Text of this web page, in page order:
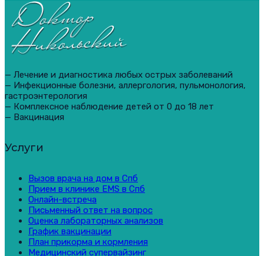
— Лечение и диагностика любых острых заболеваний
— Инфекционные болезни, аллергология, пульмонология,
гастроэнтерология
— Комплексное наблюдение детей от 0 до 18 лет
— Вакцинация
Услуги
Вызов врача на дом в Спб
Прием в клинике EMS в Спб
Онлайн-встреча
Письменный ответ на вопрос
Оценка лабораторных анализов
График вакцинации
План прикорма и кормления
Медицинский супервайзинг